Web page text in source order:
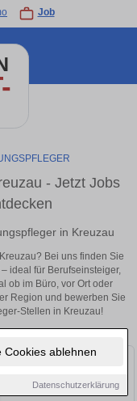
Cookies ablehnen
Datenschutzerklärung
Job
- Jetzt Jobs
in Kreuzau
Bei uns finden Sie
ideal für Berufseinsteiger,
ob im Büro, vor Ort oder
Region und bewerben Sie
Stellen in Kreuzau!